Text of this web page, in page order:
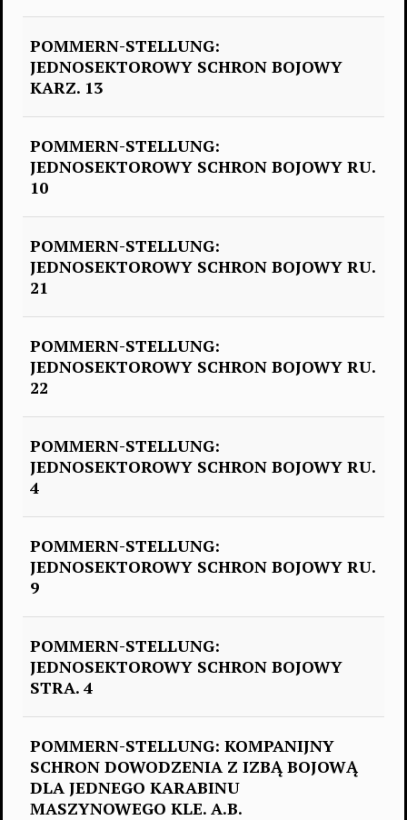
POMMERN-STELLUNG:
JEDNOSEKTOROWY SCHRON BOJOWY
KARZ. 13
POMMERN-STELLUNG:
JEDNOSEKTOROWY SCHRON BOJOWY RU.
10
POMMERN-STELLUNG:
JEDNOSEKTOROWY SCHRON BOJOWY RU.
21
POMMERN-STELLUNG:
JEDNOSEKTOROWY SCHRON BOJOWY RU.
22
POMMERN-STELLUNG:
JEDNOSEKTOROWY SCHRON BOJOWY RU.
4
POMMERN-STELLUNG:
JEDNOSEKTOROWY SCHRON BOJOWY RU.
9
POMMERN-STELLUNG:
JEDNOSEKTOROWY SCHRON BOJOWY
STRA. 4
POMMERN-STELLUNG: KOMPANIJNY
SCHRON DOWODZENIA Z IZBĄ BOJOWĄ
DLA JEDNEGO KARABINU
MASZYNOWEGO KLE. A.B.